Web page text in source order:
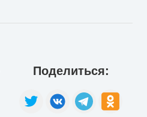
Поделиться: